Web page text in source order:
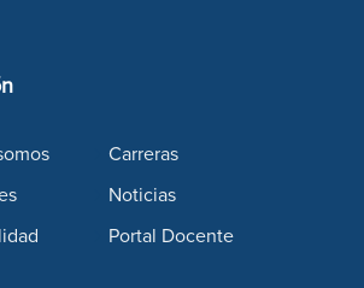
Carreras
Noticias
Portal Docente